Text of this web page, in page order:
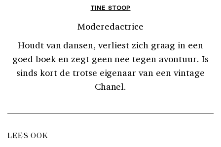
TINE STOOP
Moderedactrice
Houdt van dansen, verliest zich graag in een
goed boek en zegt geen nee tegen avontuur. Is
sinds kort de trotse eigenaar van een vintage
Chanel.
LEES OOK